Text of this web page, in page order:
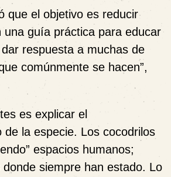
que el objetivo es reducir
una guía práctica para educar
respuesta a muchas de
comúnmente se hacen”,
es explicar el
de la especie. Los cocodrilos
espacios humanos;
siempre han estado. Lo